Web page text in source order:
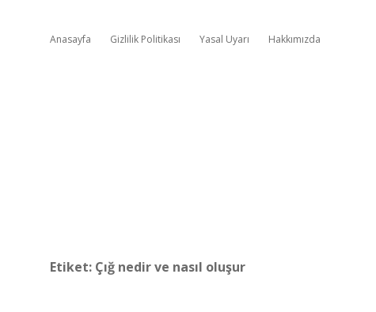
Anasayfa Gizlilik Politikası Yasal Uyarı Hakkımızda
Etiket: Çığ nedir ve nasıl oluşur